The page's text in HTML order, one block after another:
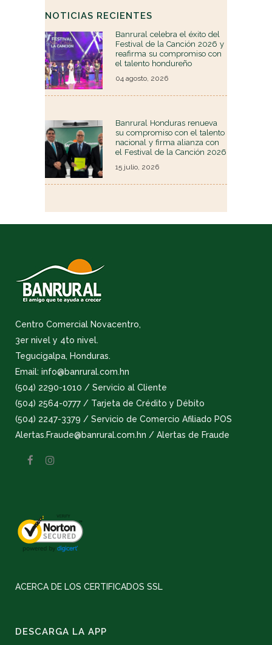
NOTICIAS RECIENTES
Banrural celebra el éxito del
Festival de la Canción 2026 y
reafirma su compromiso con
el talento hondureño
04 agosto, 2026
Banrural Honduras renueva
su compromiso con el talento
nacional y firma alianza con
el Festival de la Canción 2026
15 julio, 2026
Centro Comercial Novacentro,
3er nivel y 4to nivel.
Tegucigalpa, Honduras.
Email: info@banrural.com.hn
(504) 2290-1010 / Servicio al Cliente
(504) 2564-0777 / Tarjeta de Crédito y Débito
(504) 2247-3379 / Servicio de Comercio Afiliado POS
Alertas.Fraude@banrural.com.hn / Alertas de Fraude
ACERCA DE LOS CERTIFICADOS SSL
DESCARGA LA APP